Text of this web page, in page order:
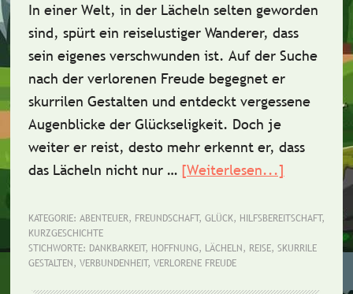
In einer Welt, in der Lächeln selten geworden
sind, spürt ein reiselustiger Wanderer, dass
sein eigenes verschwunden ist. Auf der Suche
nach der verlorenen Freude begegnet er
skurrilen Gestalten und entdeckt vergessene
Augenblicke der Glückseligkeit. Doch je
weiter er reist, desto mehr erkennt er, dass
das Lächeln nicht nur … [Weiterlesen...]
KATEGORIE: ABENTEUER, FREUNDSCHAFT, GLÜCK, HILFSBEREITSCHAFT,
KURZGESCHICHTE
STICHWORTE: DANKBARKEIT, HOFFNUNG, LÄCHELN, REISE, SKURRILE
GESTALTEN, VERBUNDENHEIT, VERLORENE FREUDE